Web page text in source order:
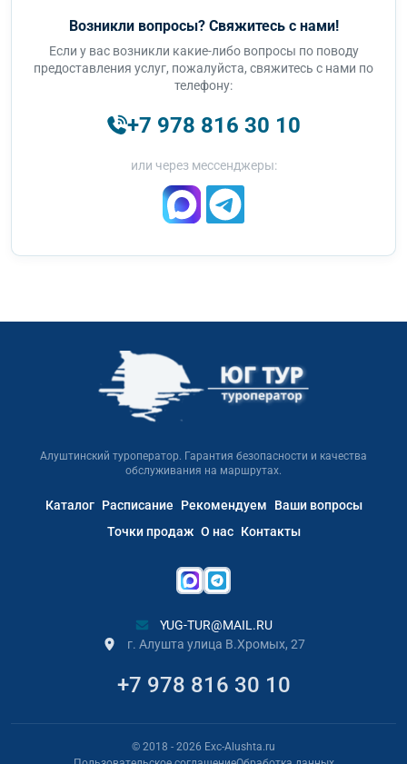
Возникли вопросы? Свяжитесь с нами!
Если у вас возникли какие-либо вопросы по поводу
предоставления услуг, пожалуйста, свяжитесь с нами по
телефону:
+7 978 816 30 10
или через мессенджеры:
Алуштинский туроператор. Гарантия безопасности и качества
обслуживания на маршрутах.
Каталог Расписание Рекомендуем
Ваши вопросы
Точки продаж О нас Контакты
YUG-TUR@MAIL.RU
г. Алушта улица В.Хромых, 27
+7 978 816 30 10
© 2018 - 2026 Exc-Alushta.ru